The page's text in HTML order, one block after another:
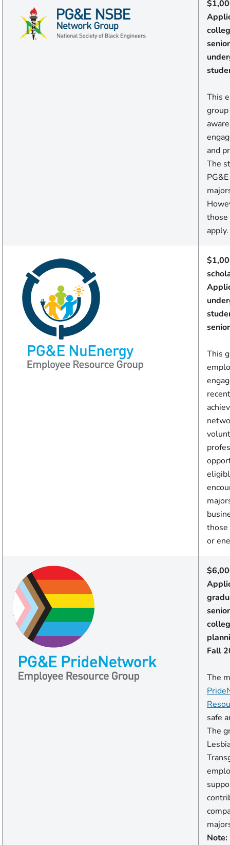
This
and
The
those
apply.
This
or
Fall
The
safe
The
Note: